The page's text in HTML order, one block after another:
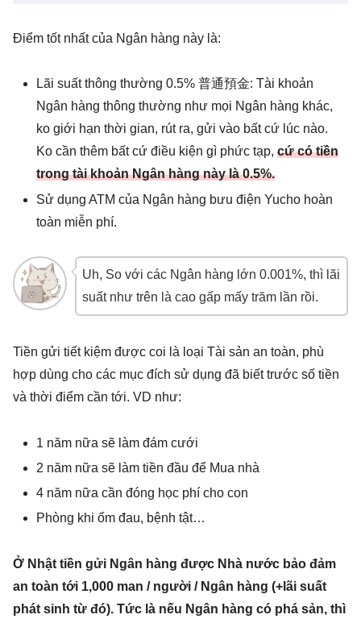
Điểm tốt nhất của Ngân hàng này là:
Lãi suất thông thường 0.5% 普通預金: Tài khoản
Ngân hàng thông thường như mọi Ngân hàng khác,
ko giới hạn thời gian, rút ra, gửi vào bất cứ lúc nào.
Ko cần thêm bất cứ điều kiện gì phức tạp,cứ có tiền
trong tài khoản Ngân hàng này là 0.5%.
Sử dụng ATM của Ngân hàng bưu điện Yucho hoàn
toàn miễn phí.
Uh, So với các Ngân hàng lớn 0.001%, thì lãi
suất như trên là cao gấp mấy trăm lần rồi.
Tiền gửi tiết kiệm được coi là loại Tài sản an toàn, phù
hợp dùng cho các mục đích sử dụng đã biết trước số tiền
và thời điểm cần tới. VD như:
1 năm nữa sẽ làm đám cưới
2 năm nữa sẽ làm tiền đầu để Mua nhà
4 năm nữa cần đóng học phí cho con
Phòng khi ốm đau, bệnh tật…
Ở Nhật tiền gửi Ngân hàng được Nhà nước bảo đảm
an toàn tới 1,000 man / người / Ngân hàng (+lãi suất
phát sinh từ đó). Tức là nếu Ngân hàng có phá sản, thì